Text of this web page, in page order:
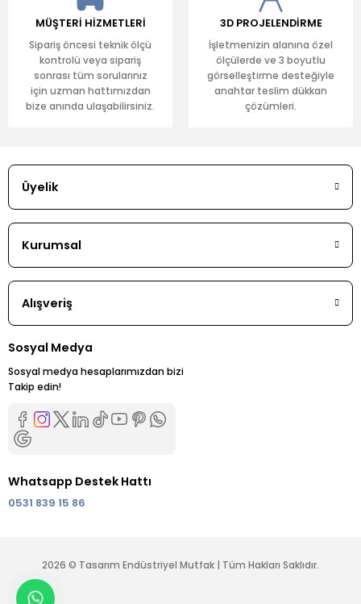
MÜŞTERİ HİZMETLERİ
Sipariş öncesi teknik ölçü
kontrolü veya sipariş
sonrası tüm sorularınız
için uzman hattımızdan
bize anında ulaşabilirsiniz.
3D PROJELENDİRME
İşletmenizin alanına özel
ölçülerde ve 3 boyutlu
görselleştirme desteğiyle
anahtar teslim dükkan
çözümleri.
Üyelik
Kurumsal
Alışveriş
Sosyal Medya
Sosyal medya hesaplarımızdan bizi
Takip edin!
Whatsapp Destek Hattı
0531 839 15 86
2026 © Tasarım Endüstriyel Mutfak | Tüm Hakları Saklıdır.